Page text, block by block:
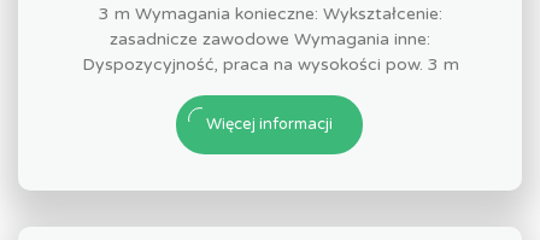
3 m Wymagania konieczne: Wykształcenie:
zasadnicze zawodowe Wymagania inne:
Dyspozycyjność, praca na wysokości pow. 3 m
Więcej informacji